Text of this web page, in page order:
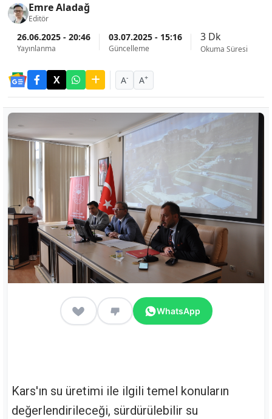
Emre Aladağ
Editör
26.06.2025 - 20:46
Yayınlanma
03.07.2025 - 15:16
Güncelleme
3 Dk
Okuma Süresi
A- A+
WhatsApp
Kars'ın su üretimi ile ilgili temel konuların
değerlendirileceği, sürdürülebilir su